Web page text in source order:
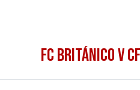
FC Británico v